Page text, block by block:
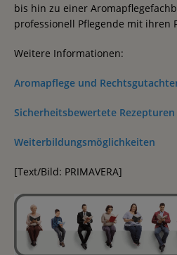
bis hin zu einer
professionell Pflegende mit ihren
Weitere Informationen:
Aromapflege und
Sicherheitsbewertete Rezepturen
Weiterbildungsmöglichkeiten
[Text/Bild: PRIMAVERA]